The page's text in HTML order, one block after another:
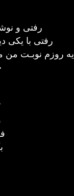
رفتی و
رفتی با یکی
یه روزم نوبـت من